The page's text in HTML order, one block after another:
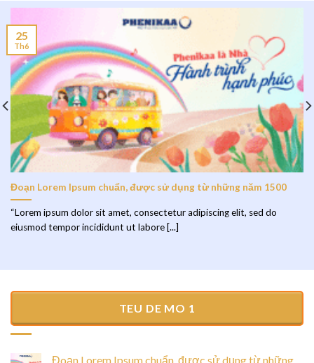
Đoạn Lorem Ipsum chuẩn, được sử dụng từ những năm 1500
“Lorem ipsum dolor sit amet, consectetur adipiscing elit, sed do
eiusmod tempor incididunt ut labore [...]
25
Th6
TEU DE MO 1
Đoạn Lorem Ipsum chuẩn, được sử dụng từ những